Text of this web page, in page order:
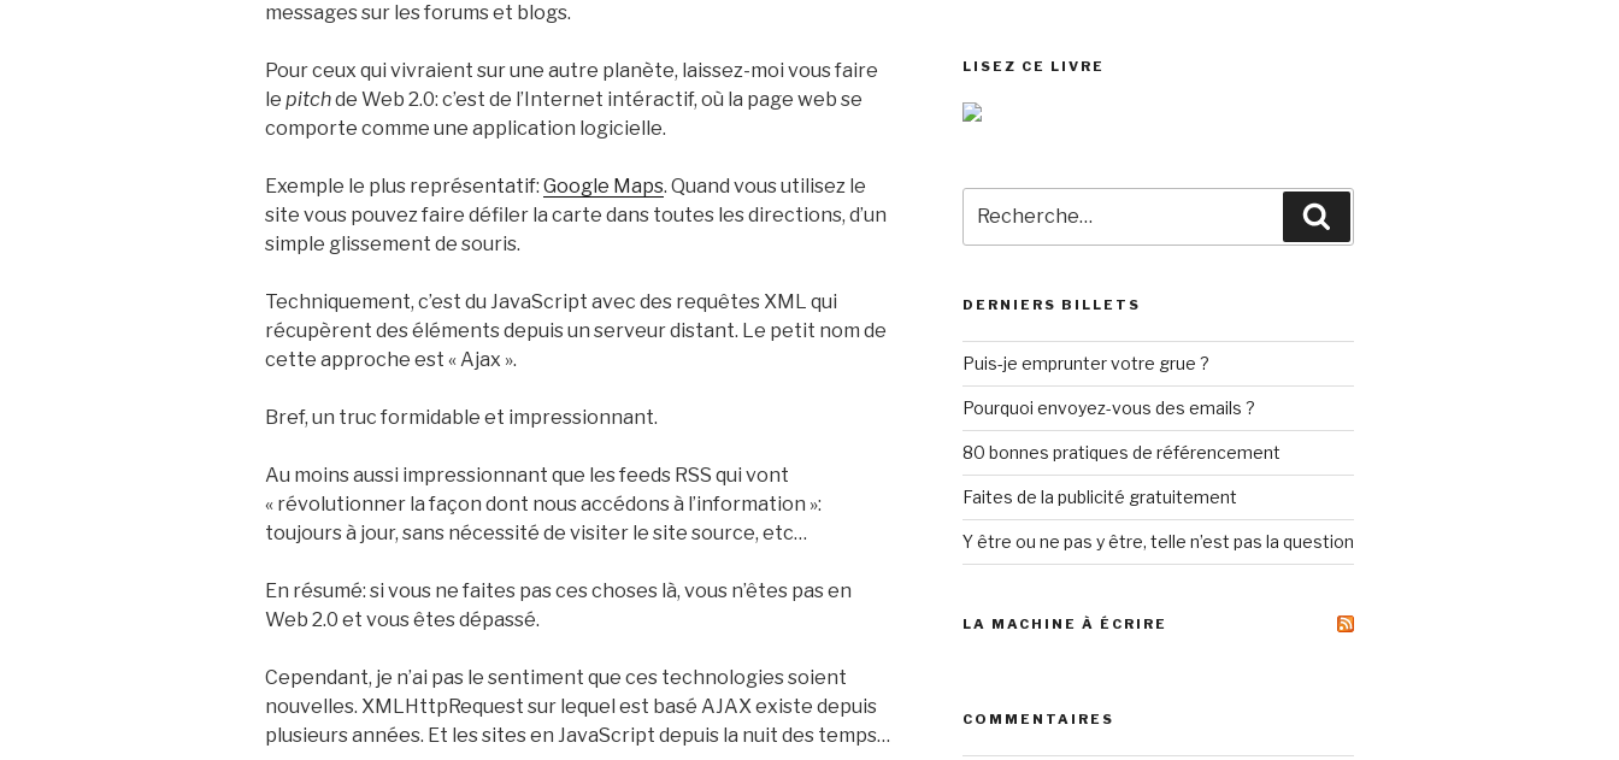
messages sur les forums et blogs.
Pour ceux qui vivraient sur une autre planète, laissez-moi vous faire
le pitchde Web 2.0: c’est de l’Internet intéractif, où la page web se
comporte comme une application logicielle.
Exemple le plus représentatif: Google Maps. Quand vous utilisez le
site vous pouvez faire défiler la carte dans toutes les directions, d’un
simple glissement de souris.
Techniquement, c’est du JavaScript avec des requêtes XML qui
récupèrent des éléments depuis un serveur distant. Le petit nom de
cette approche est « Ajax ».
Bref, un truc formidable et impressionnant.
Au moins aussi impressionnant que les feeds RSS qui vont
« révolutionner la façon dont nous accédons à l’information »:
toujours à jour, sans nécessité de visiter le site source, etc…
En résumé: si vous ne faites pas ces choses là, vous n’êtes pas en
Web 2.0 et vous êtes dépassé.
Cependant, je n’ai pas le sentiment que ces technologies soient
nouvelles. XMLHttpRequest sur lequel est basé AJAX existe depuis
plusieurs années. Et les sites en JavaScript depuis la nuit des temps…
LISEZ CE LIVRE
pour
:
DERNIERS BILLETS
Puis-je emprunter votre grue ?
Pourquoi envoyez-vous des emails ?
80 bonnes pratiques de référencement
Faites de la publicité gratuitement
Y être ou ne pas y être, telle n’est pas la question
LA MACHINE À ÉCRIRE
COMMENTAIRES